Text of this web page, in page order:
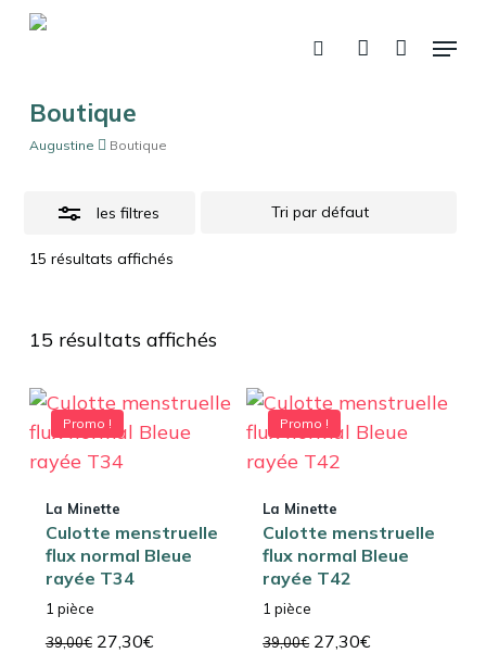
Skip
content
rechercheaccountMenu
Fermer
Boutique
Augustine Boutique
les filtres
15 résultats affichés
15 résultats affichés
Promo !
La Minette
Culotte menstruelle
flux normal Bleue
rayée T34
1 pièce
39,00€ Le
27,30€Le
Promo !
La Minette
Culotte menstruelle
flux normal Bleue
rayée T42
1 pièce
39,00€ Le
27,30€Le
Close